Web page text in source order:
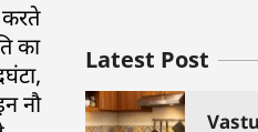
करते
का
नौ
Latest Post